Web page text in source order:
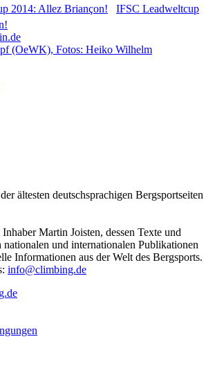
IFSC Leadweltcup
(OeWK), Fotos: Heiko Wilhelm
ältesten deutschsprachigen Bergsportseiten
Martin Joisten, dessen Texte und
und internationalen Publikationen
Informationen aus der Welt des Bergsports.
info@climbing.de